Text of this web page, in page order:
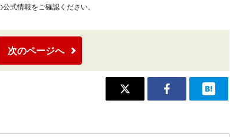
式情報をご確認ください。
次のページへ